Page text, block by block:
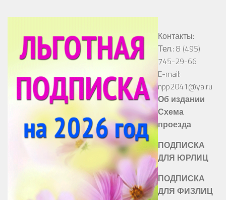
Контакты:
Тел.: 8 (495)
745-29-66
E-mail:
npp2041@ya.ru
Об издании
Схема
проезда
ПОДПИСКА
ДЛЯ ЮРЛИЦ
ПОДПИСКА
ДЛЯ ФИЗЛИЦ